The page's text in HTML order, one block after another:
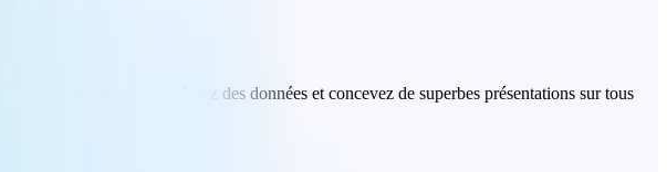
. Créez des documents, analysez des données et concevez de superbes présentations sur tous